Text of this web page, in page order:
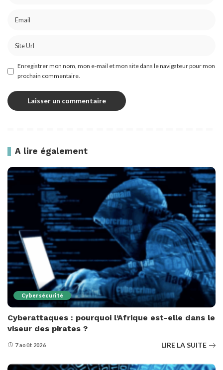
Enregistrer mon nom, mon e-mail et mon site dans le navigateur pour mon
prochain commentaire.
A lire également
Cybersécurité
Cyberattaques : pourquoi l’Afrique est-elle dans le
viseur des pirates ?
7 août 2026 LIRE LA SUITE